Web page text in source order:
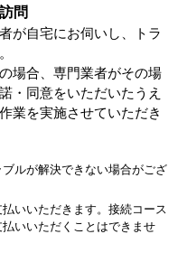
問
が自宅にお伺いし、トラ
場合、専門業者がその場
・同意をいただいたうえ
業を実施させていただき
ルが解決できない場合がござ
いいただきます。接続コース
いいただくことはできませ